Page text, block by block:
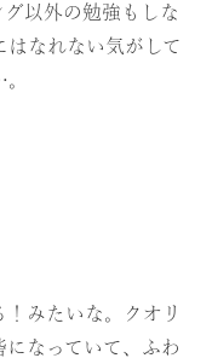
以外の勉強もしな
はなれない気がして
みたいな。クオリ
なっていて、ふわ